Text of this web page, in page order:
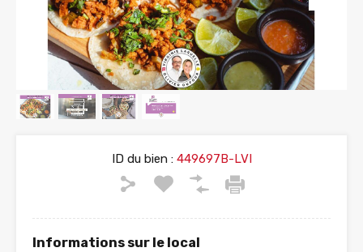
ID du bien :449697B-LVI
Informations sur le local